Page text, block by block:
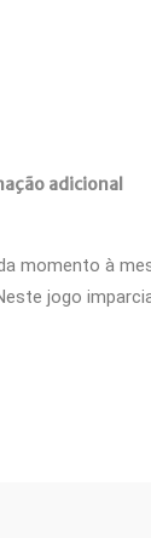
adicional
à
jogo